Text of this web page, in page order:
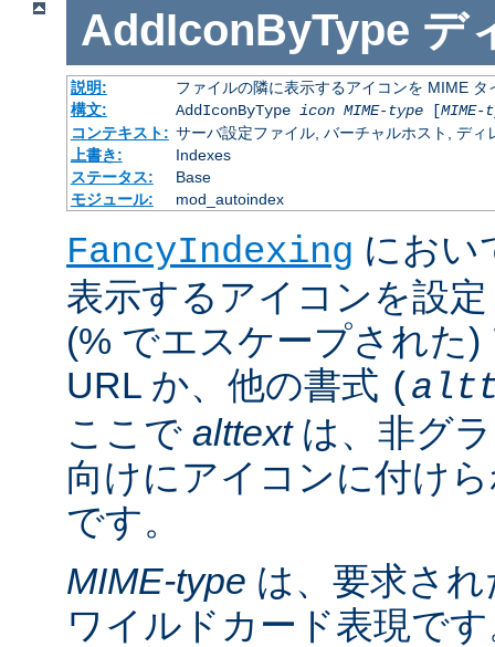
AddIconByType デ
説明:
ファイルの隣に表示するアイコンを MIME タ
構文:
AddIconByType icon MIME-type[MIME-
コンテキスト: サーバ設定ファイル, バーチャルホスト, ディ
上書き:
Indexes
ステータス:
Base
モジュール:
mod_autoindex
FancyIndexing におい
表示するアイコンを設
(% でエスケープされた
URL か、他の書式 (
ここで alttextは、非グ
向けにアイコンに付け
です。
MIME-type は、要求さ
ワイルドカード表現で